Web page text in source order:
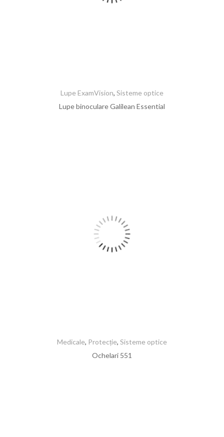
Lupe ExamVision, Sisteme optice
Lupe binoculare Galilean Essential
Medicale, Protecție, Sisteme optice
Ochelari 551